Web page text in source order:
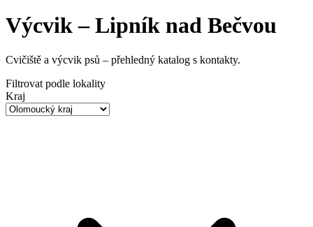
Výcvik – Lipník nad Bečvou
Cvičiště a výcvik psů – přehledný katalog s kontakty.
Filtrovat podle lokality
Kraj